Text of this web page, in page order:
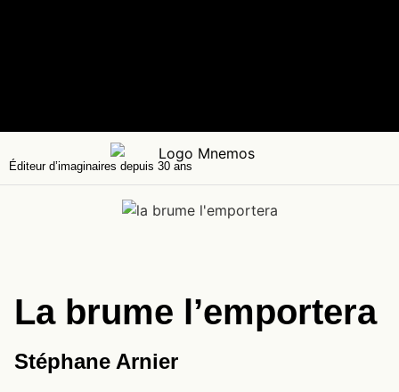
Éditeur d’imaginaires depuis 30 ans
La brume l’emportera
Stéphane Arnier